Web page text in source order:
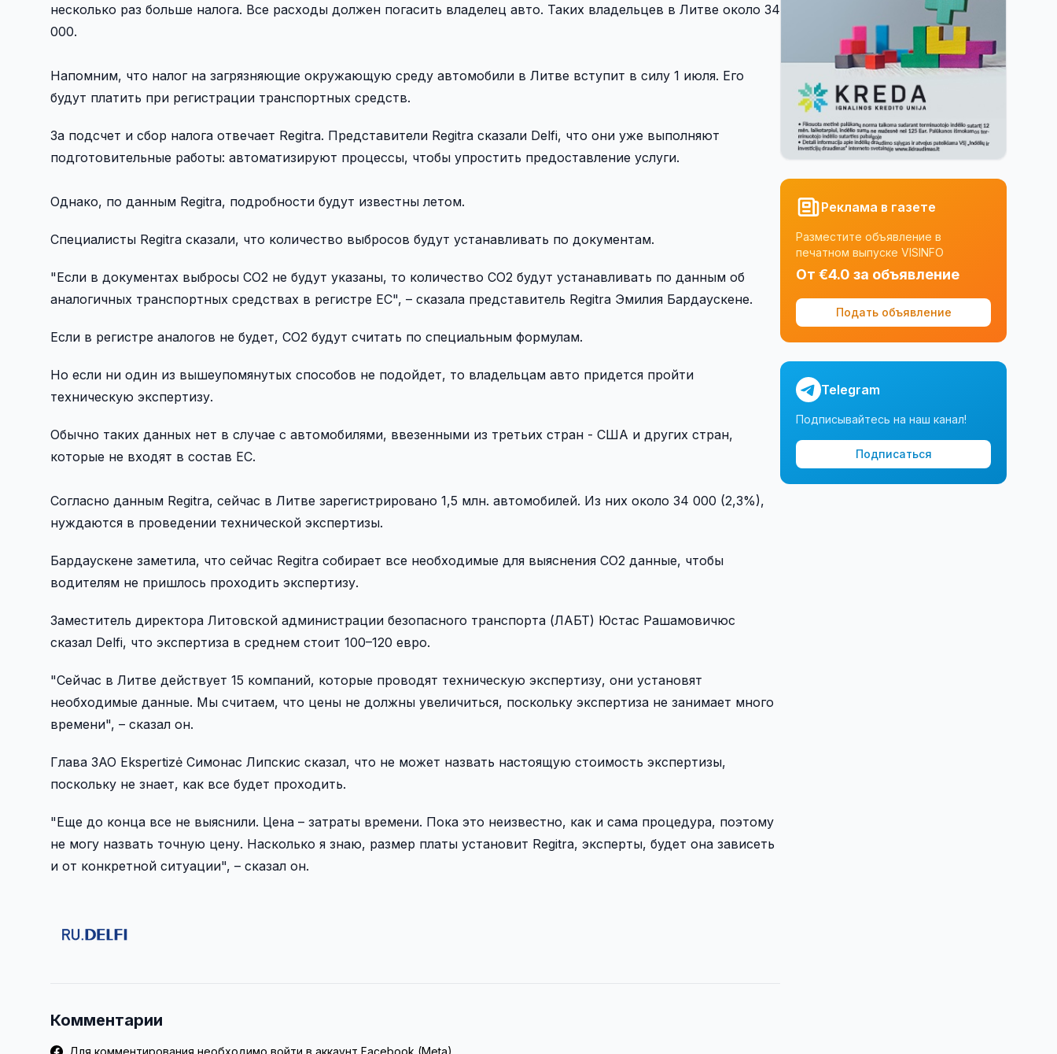
несколько раз больше налога. Все расходы должен погасить владелец авто. Таких владельцев в Литве около 34
000.
Напомним, что налог на загрязняющие окружающую среду автомобили в Литве вступит в силу 1 июля. Его
будут платить при регистрации транспортных средств.
За подсчет и сбор налога отвечает Regitra. Представители Regitra сказали Delfi, что они уже выполняют
подготовительные работы: автоматизируют процессы, чтобы упростить предоставление услуги.
Однако, по данным Regitra, подробности будут известны летом.
Специалисты Regitra сказали, что количество выбросов будут устанавливать по документам.
"Если в документах выбросы CO2 не будут указаны, то количество CO2 будут устанавливать по данным об
аналогичных транспортных средствах в регистре ЕС", – сказала представитель Regitrа Эмилия Бардаускене.
Если в регистре аналогов не будет, CO2 будут считать по специальным формулам.
Но если ни один из вышеупомянутых способов не подойдет, то владельцам авто придется пройти
техническую экспертизу.
Обычно таких данных нет в случае с автомобилями, ввезенными из третьих стран - США и других стран,
которые не входят в состав ЕС.
Согласно данным Regitrа, сейчас в Литве зарегистрировано 1,5 млн. автомобилей. Из них около 34 000 (2,3%),
нуждаются в проведении технической экспертизы.
Бардаускене заметила, что сейчас Regitrа собирает все необходимые для выяснения CO2 данные, чтобы
водителям не пришлось проходить экспертизу.
Заместитель директора Литовской администрации безопасного транспорта (ЛАБТ) Юстас Рашамовичюс
сказал Delfi, что экспертиза в среднем стоит 100–120 евро.
"Сейчас в Литве действует 15 компаний, которые проводят техническую экспертизу, они установят
необходимые данные. Мы считаем, что цены не должны увеличиться, поскольку экспертиза не занимает много
времени", – сказал он.
Глава ЗАО Ekspertizė Симонас Липскис сказал, что не может назвать настоящую стоимость экспертизы,
поскольку не знает, как все будет проходить.
"Еще до конца все не выяснили. Цена – затраты времени. Пока это неизвестно, как и сама процедура, поэтому
не могу назвать точную цену. Насколько я знаю, размер платы установит Regitra, эксперты, будет она зависеть
и от конкретной ситуации", – сказал он.
Комментарии
Для комментирования необходимо войти в аккаунт Facebook (Meta)
Реклама в газете
Разместите объявление в
печатном выпуске VISINFO
От €4.0 за объявление
Подать объявление
Telegram
Подписывайтесь на наш канал!
Подписаться